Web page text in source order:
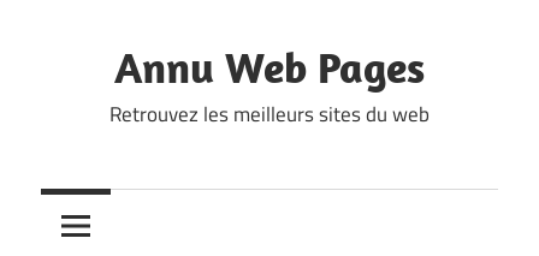
Annu Web Pages
Retrouvez les meilleurs sites du web